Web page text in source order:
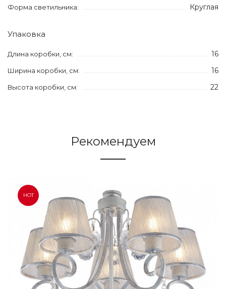
Форма светильника: Круглая
Упаковка
Длина коробки, см: 16
Ширина коробки, см: 16
Высота коробки, см: 22
Рекомендуем
HOT